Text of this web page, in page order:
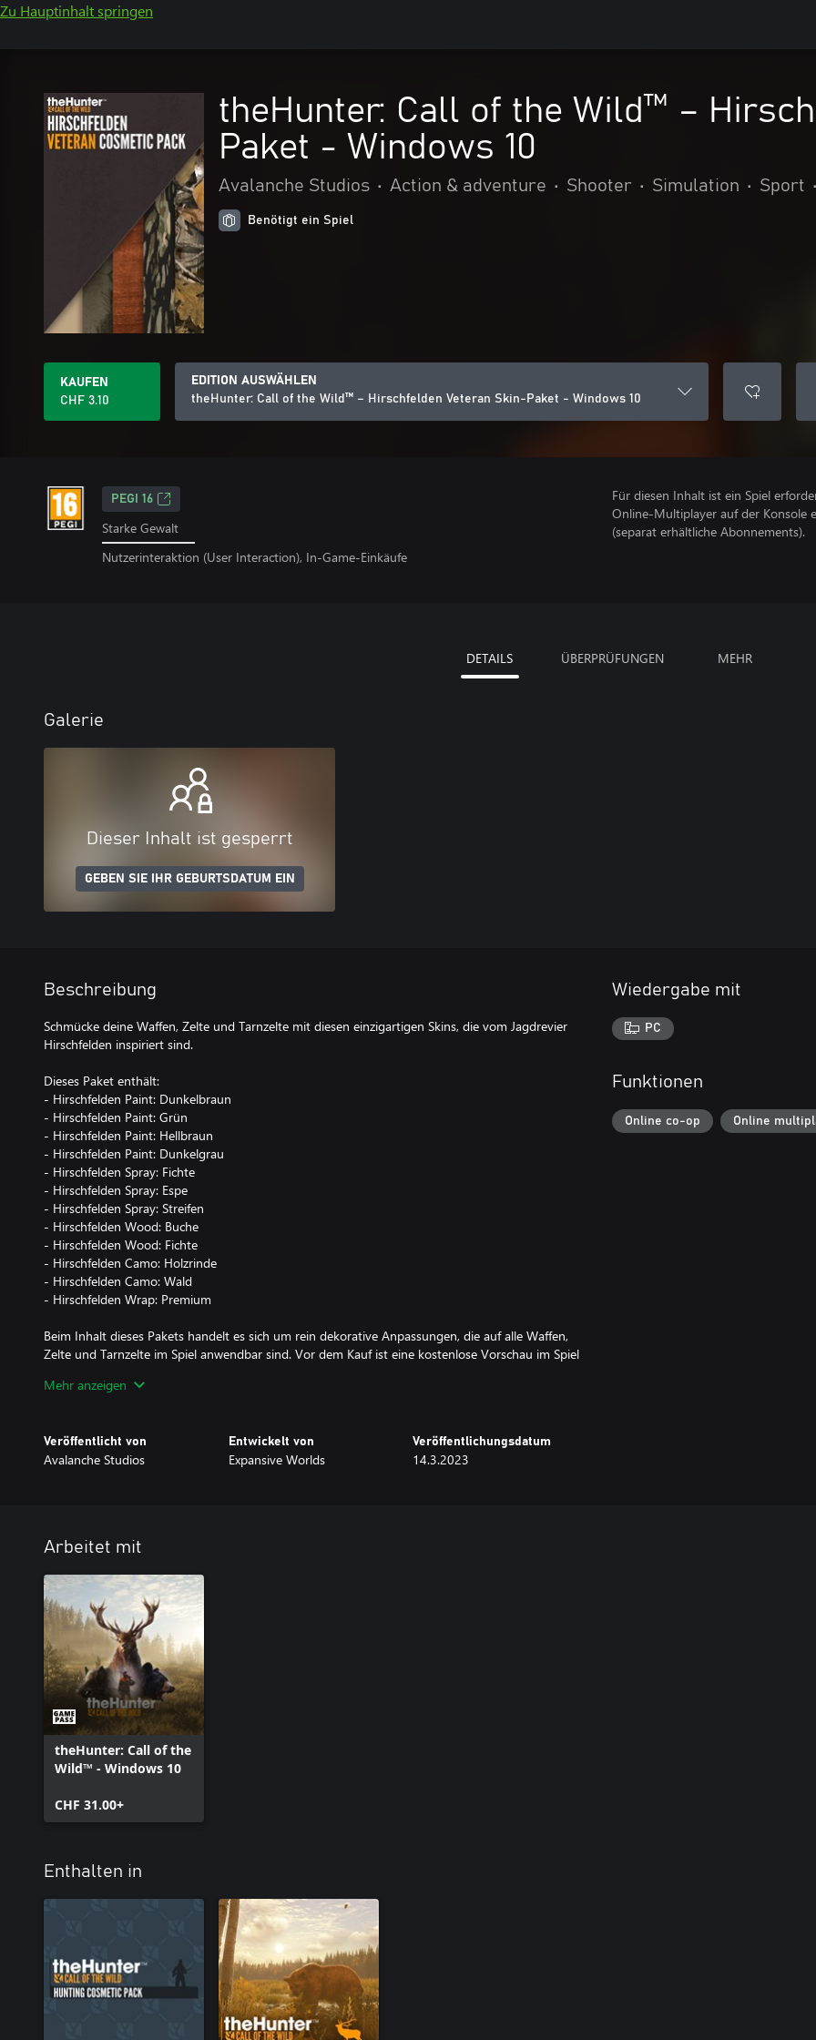
Zu Hauptinhalt springen
theHunter: Call of the Wild™ –
Paket - Windows 10
Avalanche Studios • Action & adventure • Shooter • Simulation • Sport •
Benötigt ein Spiel
KAUFEN
CHF 3.10
EDITION AUSWÄHLEN
theHunter: Call of the Wild™ – Hirschfelden Veteran Skin-Paket - Windows 10
PEGI 16
Starke Gewalt
Nutzerinteraktion (User Interaction), In-Game-Einkäufe
Für diesen Inhalt ist ein Spiel
Online-Multiplayer auf der Konsole
(separat erhältliche Abonnements).
DETAILS ÜBERPRÜFUNGEN MEHR
Galerie
Dieser Inhalt ist gesperrt
GEBEN SIE IHR GEBURTSDATUM EIN
Beschreibung
Schmücke deine Waffen, Zelte und Tarnzelte mit diesen einzigartigen Skins, die vom Jagdrevier
Hirschfelden inspiriert sind.
Dieses Paket enthält:
- Hirschfelden Paint: Dunkelbraun
- Hirschfelden Paint: Grün
- Hirschfelden Paint: Hellbraun
- Hirschfelden Paint: Dunkelgrau
- Hirschfelden Spray: Fichte
- Hirschfelden Spray: Espe
- Hirschfelden Spray: Streifen
- Hirschfelden Wood: Buche
- Hirschfelden Wood: Fichte
- Hirschfelden Camo: Holzrinde
- Hirschfelden Camo: Wald
- Hirschfelden Wrap: Premium
Beim Inhalt dieses Pakets handelt es sich um rein dekorative Anpassungen, die auf alle Waffen,
Zelte und Tarnzelte im Spiel anwendbar sind. Vor dem Kauf ist eine kostenlose Vorschau im Spiel
Mehr anzeigen
Veröffentlicht von
Avalanche Studios
Entwickelt von
Expansive Worlds
Veröffentlichungsdatum
14.3.2023
Wiedergabe mit
PC
Funktionen
Online co-op Online
Arbeitet mit
theHunter: Call of the
Wild™ - Windows 10
CHF 31.00+
Enthalten in